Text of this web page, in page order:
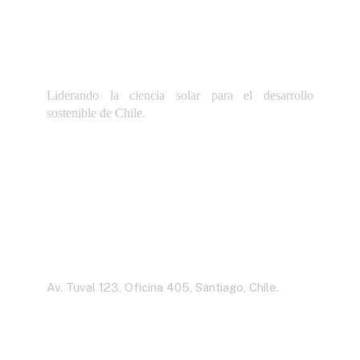
Liderando la ciencia solar para el desarrollo
sostenible de Chile.
Av. Tuval 123, Oficina 405, Santiago, Chile.